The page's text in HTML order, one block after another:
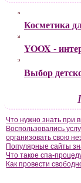
Косметика
YOOX -
Выбор
Что нужно знать при
Воспользовались
организовать свою
Популярные сайты
Что такое спа-
Как провести